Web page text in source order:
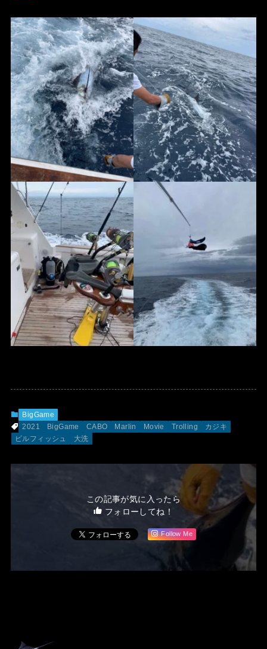
BigGame
2021
BigGame CABO Marlin Movie Trolling
カジキ
ビルフィッシュ
大洗
この記事が気に入ったら
フォローしてね！
Follow Me